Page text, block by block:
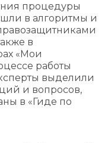
процедуры
в алгоритмы и
в
«Мои
работы
выделили
и вопросов,
в «Гиде по